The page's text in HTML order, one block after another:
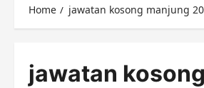
Home jawatan kosong manjung
jawatan